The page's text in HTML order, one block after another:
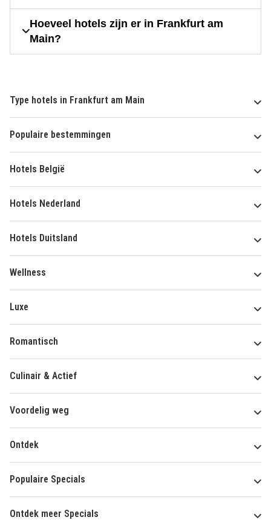
Hoeveel hotels zijn er in Frankfurt am
Main?
Type hotels in Frankfurt am Main
Populaire bestemmingen
Hotels België
Hotels Nederland
Hotels Duitsland
Wellness
Luxe
Romantisch
Culinair & Actief
Voordelig weg
Ontdek
Populaire Specials
Ontdek meer Specials